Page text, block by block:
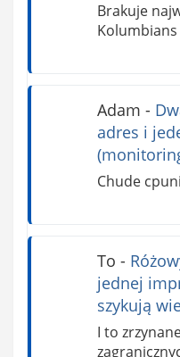
Brakuje
Kolumbians
Adam -
adres i
Chude
To -
jednej
szykują
I to